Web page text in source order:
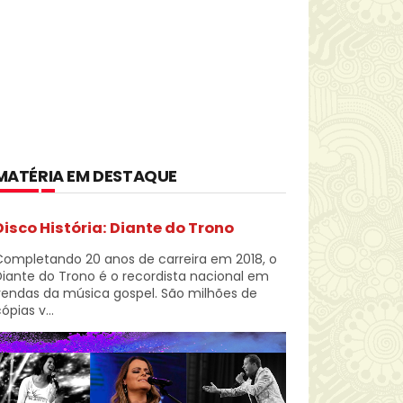
EM DESTAQUE
História: Diante do Trono
20 anos de carreira em 2018, o
do Trono é o recordista nacional em
da música gospel. São milhões de
v...